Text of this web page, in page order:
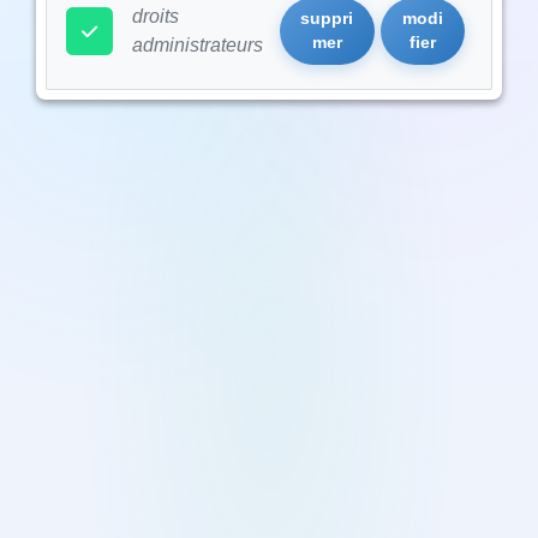
droits
administrateurs
suppri
mer
modi
fier